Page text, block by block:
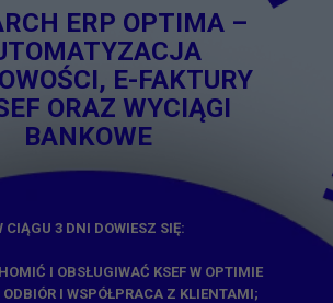
CIĄGU 3 DNI DOWIESZ SIĘ:
I OBSŁUGIWAĆ KSEF W OPTIMIE
I WSPÓŁPRACA Z KLIENTAMI;
ERP OPTIMA –
E-FAKTURY
ORAZ WYCIĄGI
BANKOWE